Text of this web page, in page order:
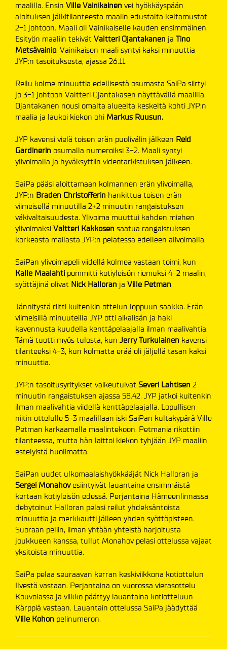
maalilla. Ensin Ville Vainikainen vei hyökkäyspään
aloituksen jälkitilanteesta maalin edustalta keltamustat
2-1 johtoon. Maali oli Vainikaiselle kauden ensimmäinen.
Esityön maaliin tekivät Valtteri Ojantakanen ja Tino
Metsävainio. Vainikaisen maali syntyi kaksi minuuttia
JYP:n tasoituksesta, ajassa 26.11.
Reilu kolme minuuttia edellisestä osumasta SaiPa siirtyi
jo 3-1 johtoon Valtteri Ojantakasen näyttävällä maalilla.
Ojantakanen nousi omalta alueelta keskeltä kohti JYP:n
maalia ja laukoi kiekon ohi Markus Ruusun.
JYP kavensi vielä toisen erän puolivälin jälkeen Reid
Gardinerin osumalla numeroiksi 3-2. Maali syntyi
ylivoimalla ja hyväksyttiin videotarkistuksen jälkeen.
SaiPa pääsi aloittamaan kolmannen erän ylivoimalla,
JYP:n Braden Christofferin hankittua toisen erän
viimeisellä minuutilla 2+2 minuutin rangaistuksen
väkivaltaisuudesta. Ylivoima muuttui kahden miehen
ylivoimaksi Valtteri Kakkosen saatua rangaistuksen
korkeasta mailasta JYP:n pelatessa edelleen alivoimalla.
SaiPan ylivoimapeli viidellä kolmea vastaan toimi, kun
Kalle Maalahti pommitti kotiyleisön riemuksi 4-2 maalin,
syöttäjinä olivat Nick Halloran ja Ville Petman.
Jännitystä riitti kuitenkin ottelun loppuun saakka. Erän
viimeisillä minuuteilla JYP otti aikalisän ja haki
kavennusta kuudella kenttäpelaajalla ilman maalivahtia.
Tämä tuotti myös tulosta, kun Jerry Turkulainen kavensi
tilanteeksi 4-3, kun kolmatta erää oli jäljellä tasan kaksi
minuuttia.
JYP:n tasoitusyritykset vaikeutuivat Severi Lahtisen 2
minuutin rangaistuksen ajassa 58.42. JYP jatkoi kuitenkin
ilman maalivahtia viidellä kenttäpelaajalla. Lopullisen
niitin ottelulle 5-3 maalillaan iski SaiPan kultakypärä Ville
Petman karkaamalla maalintekoon. Petmania rikottiin
tilanteessa, mutta hän laittoi kiekon tyhjään JYP maaliin
estelyistä huolimatta.
SaiPan uudet ulkomaalaishyökkääjät Nick Halloran ja
Sergei Monahovesiintyivät lauantaina ensimmäistä
kertaan kotiyleisön edessä. Perjantaina Hämeenlinnassa
debytoinut Halloran pelasi reilut yhdeksäntoista
minuuttia ja merkkautti jälleen yhden syöttöpisteen.
Suoraan peliin, ilman yhtään yhteistä harjoitusta
joukkueen kanssa, tullut Monahov pelasi ottelussa vajaat
yksitoista minuuttia.
SaiPa pelaa seuraavan kerran keskiviikkona kotiottelun
Ilvestä vastaan. Perjantaina on vuorossa vierasottelu
Kouvolassa ja viikko päättyy lauantaina kotiotteluun
Kärppiä vastaan. Lauantain ottelussa SaiPa jäädyttää
Ville Kohon pelinumeron.